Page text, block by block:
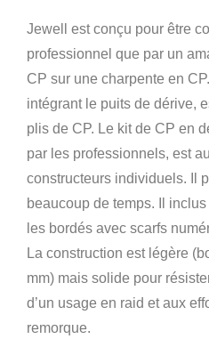
Jewell est conçu pour être
professionnel que par un
CP sur une charpente en
intégrant le puits de dérive,
plis de CP. Le kit de CP en
par les professionnels, est
constructeurs individuels. Il
beaucoup de temps. Il
les bordés avec scarfs
La construction est légère
mm) mais solide pour
d’un usage en raid et aux
remorque.